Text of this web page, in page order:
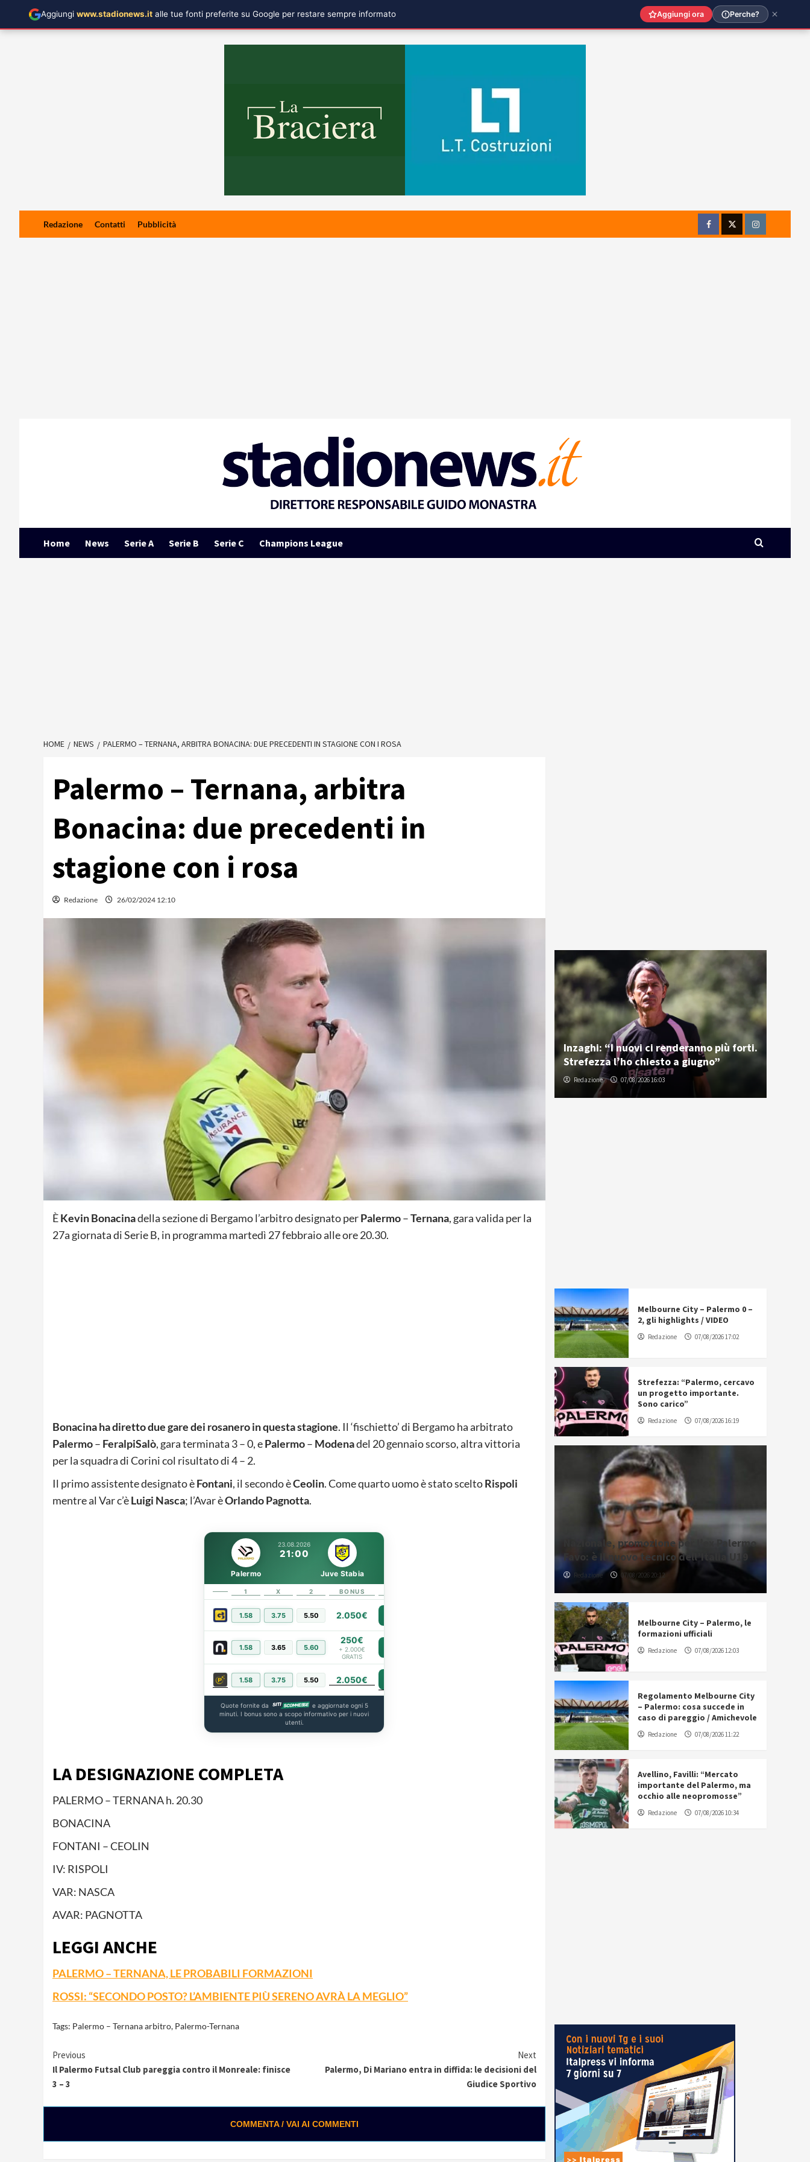
Redazione Contatti Pubblicità
FacebookTwitterInstagram
Home News Serie A Serie B Serie C Champions League
HOME NEWS PALERMO – TERNANA, ARBITRA BONACINA: DUE PRECEDENTI IN STAGIONE CON I ROSA
Palermo – Ternana, arbitra
Bonacina: due precedenti in
stagione con i rosa
Redazione 26/02/2024 12:10
ÈKevin Bonacinadella sezione di Bergamo l’arbitro designato perPalermo–Ternana, gara valida per la
27a giornata di Serie B, in programma martedì 27 febbraio alle ore 20.30.
Bonacina ha diretto due gare dei rosanero in questa stagione. Il ‘fischietto’ di Bergamo ha arbitrato
Palermo– FeralpiSalò, gara terminata 3 – 0, ePalermo– Modenadel 20 gennaio scorso, altra vittoria
per la squadra di Corini col risultato di 4 – 2.
Il primo assistente designato èFontani, il secondo èCeolin. Come quarto uomo è stato sceltoRispoli
mentre al Var c’èLuigi Nasca; l’Avar èOrlando Pagnotta.
23.08.2026
21:00
Palermo Juve Stabia
1 X 2 BONUS
1.58 3.75 5.50 2.050€
1.58 3.65 5.60
250€
+ 2.000€
GRATIS
1.58 3.75 5.50 2.050€
Quote fornite da
e aggiornate ogni 5
minuti. I bonus sono a scopo informativo per i nuovi
utenti.
LA DESIGNAZIONE COMPLETA
PALERMO – TERNANA h. 20.30
BONACINA
FONTANI – CEOLIN
IV: RISPOLI
VAR: NASCA
AVAR: PAGNOTTA
LEGGI ANCHE
PALERMO – TERNANA, LE PROBABILI FORMAZIONI
ROSSI: “SECONDO POSTO? L’AMBIENTE PIÙ SERENO AVRÀ LA MEGLIO”
Tags: Palermo – Ternana arbitro, Palermo-Ternana
Continue
Reading
Previous
Il Palermo Futsal Club pareggia contro il Monreale: finisce
3 – 3
Next
Palermo, Di Mariano entra in diffida: le decisioni del
Giudice Sportivo
COMMENTA / VAI AI COMMENTI
Inzaghi: “I nuovi ci renderanno più forti.
Strefezza l’ho chiesto a giugno”
Redazione 07/08/2026 16:03
Melbourne City – Palermo 0 –
2, gli highlights / VIDEO
Redazione 07/08/2026 17:02
Strefezza: “Palermo, cercavo
un progetto importante.
Sono carico”
Redazione 07/08/2026 16:19
Nazionale, promozione per l’ex Palermo
Favo: è il nuovo tecnico dell’Italia U19
Redazione 07/08/2026 20:12
Melbourne City – Palermo, le
formazioni ufficiali
Redazione 07/08/2026 12:03
Regolamento Melbourne City
– Palermo: cosa succede in
caso di pareggio / Amichevole
Redazione 07/08/2026 11:22
Avellino, Favilli: “Mercato
importante del Palermo, ma
occhio alle neopromosse”
Redazione 07/08/2026 10:34
Aggiungi www.stadionews.it alle tue fonti preferite su Google per restare sempre informato Aggiungi ora Perche?